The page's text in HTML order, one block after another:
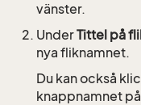
vänster.
UnderTittel på
nya fliknamnet.
Du kan också
knappnamnet